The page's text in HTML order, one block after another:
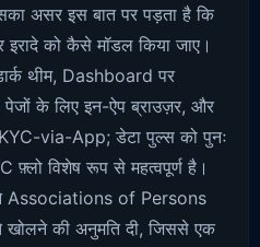
असर इस बात पर पड़ता है कि
इरादे को कैसे मॉडल किया जाए।
थीम, Dashboard पर
के लिए इन-ऐप ब्राउज़र, और
via-App; डेटा पुल्स को पुनः
विशेष रूप से महत्वपूर्ण है।
Associations of Persons
खोलने की अनुमति दी, जिससे एक